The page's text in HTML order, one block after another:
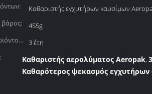
Καθαριστής εγχυτήρων καυσίμων
βάρος:
455g
3 έτη
Καθαριστής αερολύματος Aeropak,
Καθαρότερος ψεκασμός